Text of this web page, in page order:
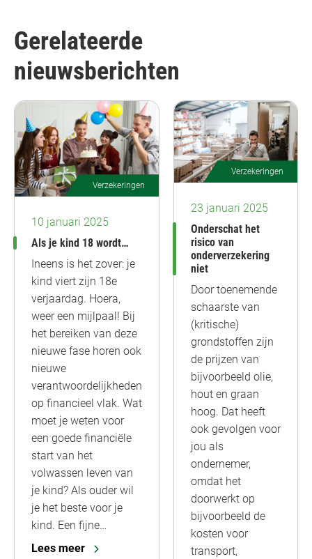
Gerelateerde
nieuwsberichten
Verzekeringen
10 januari 2025
Als je kind 18 wordt…
Ineens is het zover: je
kind viert zijn 18e
verjaardag. Hoera,
weer een mijlpaal! Bij
het bereiken van deze
nieuwe fase horen ook
nieuwe
verantwoordelijkheden
op financieel vlak. Wat
moet je weten voor
een goede financiële
start van het
volwassen leven van
je kind? Als ouder wil
je het beste voor je
kind. Een fijne…
Lees meer
Verzekeringen
23 januari 2025
Onderschat het
risico van
onderverzekering
niet
Door toenemende
schaarste van
(kritische)
grondstoffen zijn
de prijzen van
bijvoorbeeld olie,
hout en graan
hoog. Dat heeft
ook gevolgen voor
jou als
ondernemer,
omdat het
doorwerkt op
bijvoorbeeld de
kosten voor
transport,